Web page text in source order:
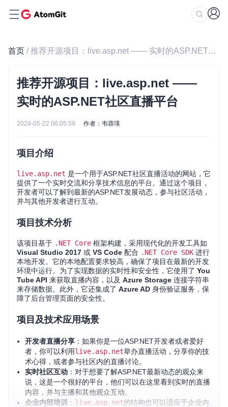
首页 / 推荐开源项目：live.asp.net —— 实时的ASP.NET社区直播平台
推荐开源项目：live.asp.net ——
实时的ASP.NET社区直播平台
2024-05-22 06:05:59 作者：韦蓉瑛
项目介绍
live.asp.net 是一个用于ASP.NET社区直播活动的网站，它
提供了一个实时交流和分享技术信息的平台。通过这个项目，
开发者可以了解到最新的ASP.NET发展动态，参与社区活动，
并与其他开发者进行互动。
项目技术分析
该项目基于 .NET Core 框架构建，采用现代化的开发工具如
Visual Studio 2017 或 VS Code 配合 .NET Core SDK 进行
本地开发。它的本地配置要求较高，确保了项目在最新的开发
环境中运行。为了实现数据的实时性和安全性，它使用了 You
Tube API 来获取直播内容，以及 Azure Storage 连接字符串
来存储数据。此外，它还集成了 Azure AD 身份验证服务，保
障了后台管理页面的安全性。
项目及技术应用场景
开发者直播分享 ：如果你是一位ASP.NET开发者或者爱好
者，你可以利用live.asp.net举办直播活动，分享你的技
术心得，或者参与社区内的直播讨论。
实时社区互动 ：对于想要了解ASP.NET最新动态的观众来
说，这是一个很好的平台，他们可以在这里看到实时的直播
内容，并与主播和其他观众互动。
企业内部培训 ： live.asp.net的结构也可以适应于企业内